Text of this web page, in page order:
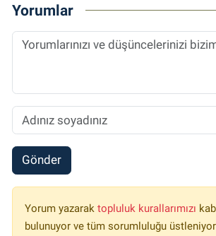
Yorumlar
Gönder
Yorum yazarak topluluk kurallarımızı
bulunuyor ve tüm sorumluluğu